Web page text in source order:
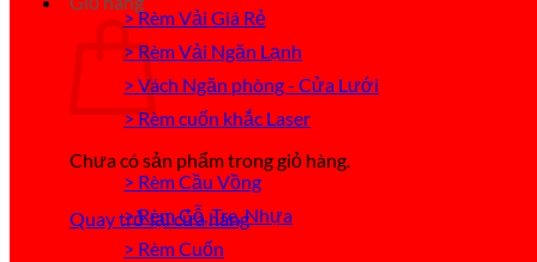
Chưa có sản phẩm trong giỏ hàng.
Quay trở lại cửa hàng
> Rèm Vải Giá Rẻ
> Rèm Vải Ngăn Lạnh
> Vách Ngăn phòng - Cửa Lưới
> Rèm cuốn khắc Laser
> Rèm Cầu Vồng
> Rèm Gỗ, Tre, Nhựa
> Rèm Cuốn